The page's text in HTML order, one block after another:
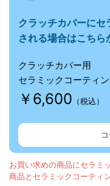
クラッチカバーにセ
される場合はこちら
クラッチカバー用
セラミックコーティ
￥6,600 （税込）
お買い求めの商品にセラミ
商品とセラミックコーティ